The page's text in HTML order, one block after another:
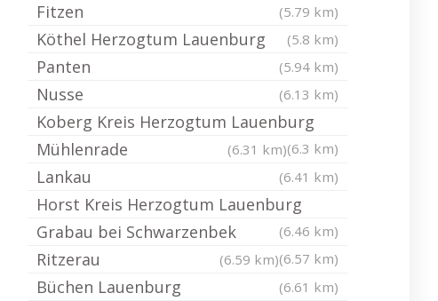
Fitzen (5.79 km)
Köthel Herzogtum Lauenburg (5.8 km)
Panten (5.94 km)
Nusse (6.13 km)
Koberg Kreis Herzogtum Lauenburg
(6.3 km)
Mühlenrade (6.31 km)
Lankau (6.41 km)
Horst Kreis Herzogtum Lauenburg
(6.46 km)
Grabau bei Schwarzenbek
(6.57 km)
Ritzerau (6.59 km)
Büchen Lauenburg (6.61 km)